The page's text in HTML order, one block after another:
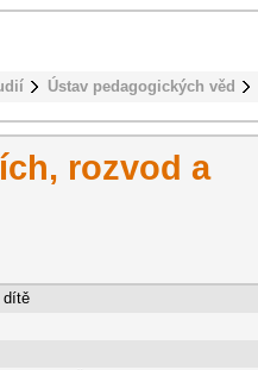
Ústav pedagogických věd
rozvod a
dítě